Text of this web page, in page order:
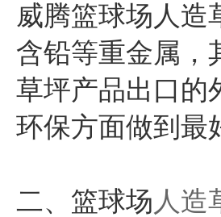
威腾篮球场人造
含铅等重金属，
草坪产品出口的
环保方面做到最
二、篮球场 人造